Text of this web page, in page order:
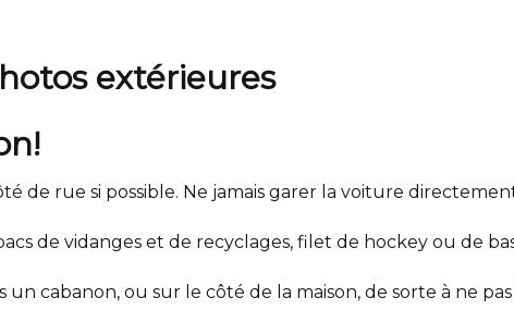
extérieures
de rue si possible. Ne jamais garer la voiture
de vidanges et de recyclages, filet de hockey ou de
un cabanon, ou sur le côté de la maison, de sorte à ne